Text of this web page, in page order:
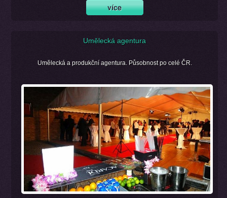
Umělecká agentura
Umělecká a produkční agentura. Působnost po celé ČR.